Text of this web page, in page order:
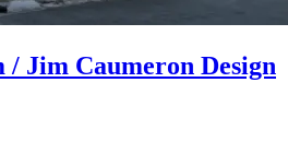
/ Jim Caumeron Design